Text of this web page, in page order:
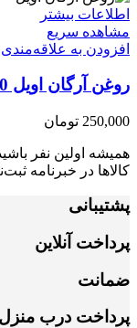
اطلاعات بیشتر
مشاهده سریع
افزودن به علاقه‌مندی
روغن آرگان اویل 100میل
250,000 تومان
همیشه اولین نفر
کالاها در خبرنامه
پشتیبانی
پرداخت آنلاین
ضمانت
پرداخت درب منزل